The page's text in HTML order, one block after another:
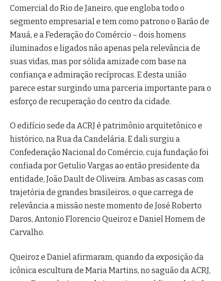
Comercial do Rio de Janeiro, que engloba todo o
segmento empresarial e tem como patrono o Barão de
Mauá, e a Federação do Comércio – dois homens
iluminados e ligados não apenas pela relevância de
suas vidas, mas por sólida amizade com base na
confiança e admiração recíprocas. E desta união
parece estar surgindo uma parceria importante para o
esforço de recuperação do centro da cidade.
O edifício sede da ACRJ é patrimônio arquitetônico e
histórico, na Rua da Candelária. E dali surgiu a
Confederação Nacional do Comércio, cuja fundação foi
confiada por Getulio Vargas ao então presidente da
entidade, João Dault de Oliveira. Ambas as casas com
trajetória de grandes brasileiros, o que carrega de
relevância a missão neste momento de José Roberto
Daros, Antonio Florencio Queiroz e Daniel Homem de
Carvalho.
Queiroz e Daniel afirmaram, quando da exposição da
icônica escultura de Maria Martins, no saguão da ACRJ,